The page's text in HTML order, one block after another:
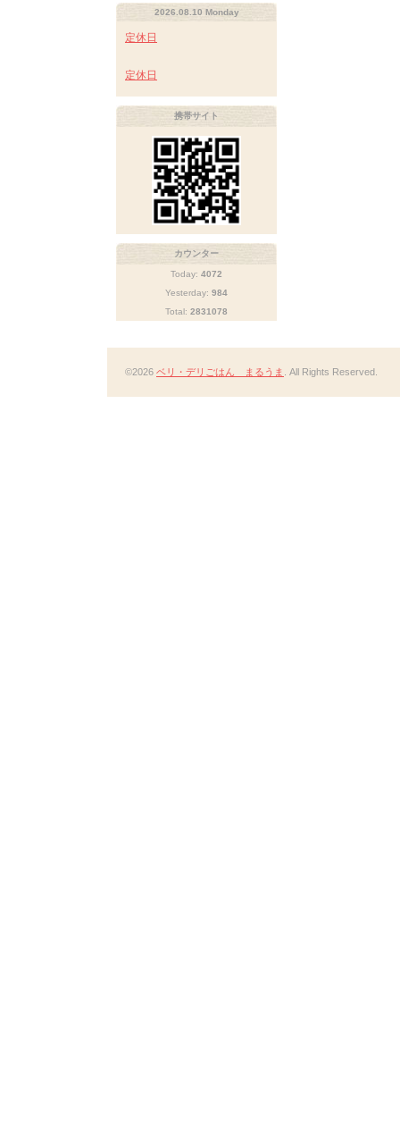
2026.08.10 Monday
定休日
定休日
携帯サイト
カウンター
Today: 4072
Yesterday: 984
Total: 2831078
©2026 ベリ・デリごはん まるうま . All Rights Reserved.